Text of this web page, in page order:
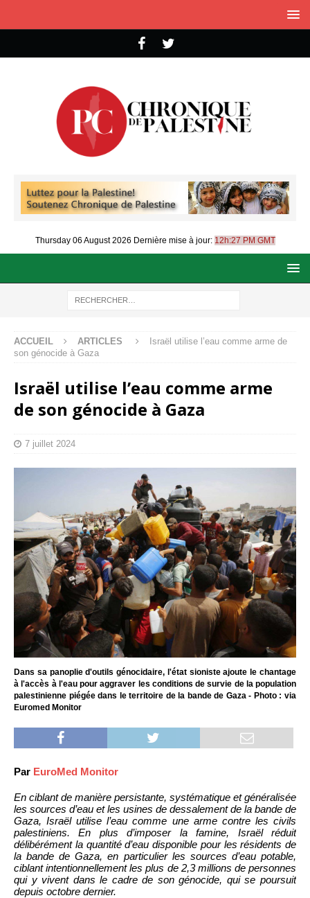
Thursday 06 August 2026 Dernière mise à jour: 12h:27 PM GMT
ACCUEIL ARTICLES
Israël utilise l’eau comme arme de
son génocide à Gaza
Israël utilise l’eau comme arme
de son génocide à Gaza
7 juillet 2024
Dans sa panoplie d'outils génocidaire, l'état sioniste ajoute le chantage
à l'accès à l'eau pour aggraver les conditions de survie de la population
palestinienne piégée dans le territoire de la bande de Gaza - Photo : via
Euromed Monitor
Par EuroMed Monitor
En ciblant de manière persistante, systématique et généralisée
les sources d’eau et les usines de dessalement de la bande de
Gaza, Israël utilise l’eau comme une arme contre les civils
palestiniens. En plus d’imposer la famine, Israël réduit
délibérément la quantité d’eau disponible pour les résidents de
la bande de Gaza, en particulier les sources d’eau potable,
ciblant intentionnellement les plus de 2,3 millions de personnes
qui y vivent dans le cadre de son génocide, qui se poursuit
depuis octobre dernier.